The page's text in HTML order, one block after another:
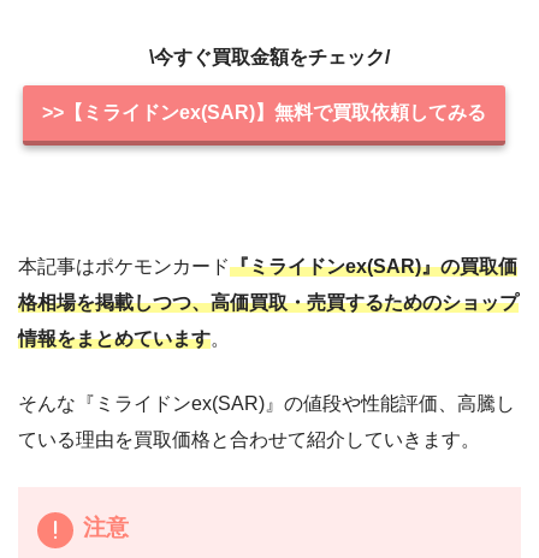
\今すぐ買取金額をチェック/
>>【ミライドンex(SAR)】無料で買取依頼してみる
本記事はポケモンカード『ミライドンex(SAR)』の買取価
格相場を掲載しつつ、高価買取・売買するためのショップ
情報をまとめています。
そんな『ミライドンex(SAR)』の値段や性能評価、高騰し
ている理由を買取価格と合わせて紹介していきます。
注意